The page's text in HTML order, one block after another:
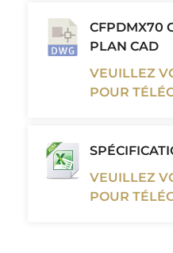
CFPDMX70
PLAN CAD
VEUILLEZ
POUR
VEUILLEZ
POUR